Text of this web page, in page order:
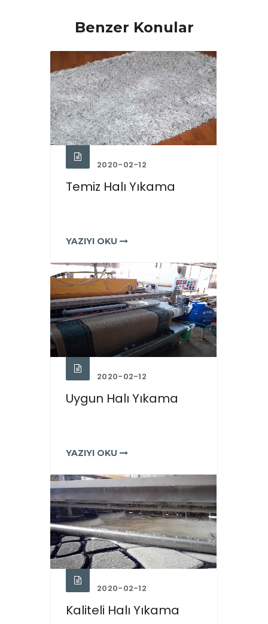
Benzer Konular
2020-02-12
Temiz Halı Yıkama
YAZIYI OKU
2020-02-12
Uygun Halı Yıkama
YAZIYI OKU
2020-02-12
Kaliteli Halı Yıkama